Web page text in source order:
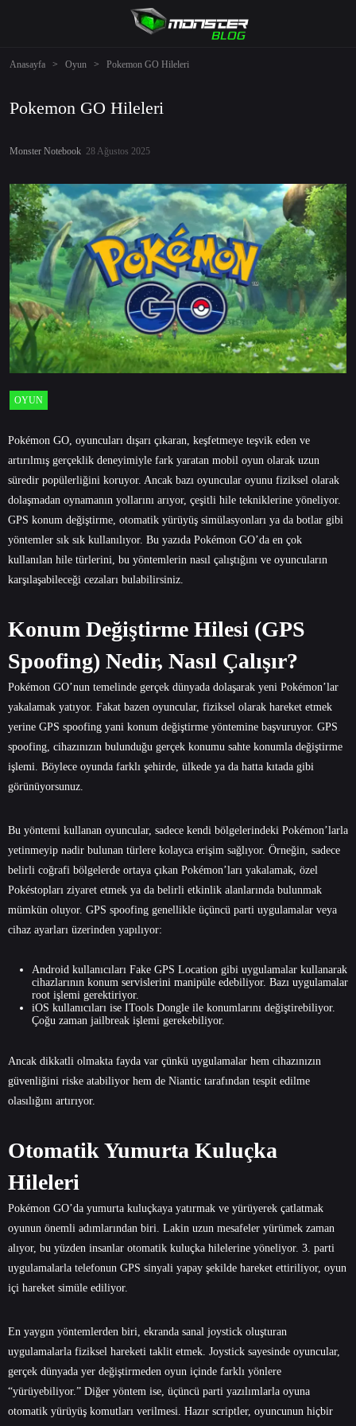
Anasayfa > Oyun > Pokemon GO Hileleri
Pokemon GO Hileleri
Monster Notebook 28 Ağustos 2025
OYUN
Pokémon GO, oyuncuları dışarı çıkaran, keşfetmeye teşvik eden ve
artırılmış gerçeklik deneyimiyle fark yaratan mobil oyun olarak uzun
süredir popülerliğini koruyor. Ancak bazı oyuncular oyunu fiziksel olarak
dolaşmadan oynamanın yollarını arıyor, çeşitli hile tekniklerine yöneliyor.
GPS konum değiştirme, otomatik yürüyüş simülasyonları ya da botlar gibi
yöntemler sık sık kullanılıyor. Bu yazıda Pokémon GO’da en çok
kullanılan hile türlerini, bu yöntemlerin nasıl çalıştığını ve oyuncuların
karşılaşabileceği cezaları bulabilirsiniz.
Konum Değiştirme Hilesi (GPS
Spoofing) Nedir, Nasıl Çalışır?
Pokémon GO’nun temelinde gerçek dünyada dolaşarak yeni Pokémon’lar
yakalamak yatıyor. Fakat bazen oyuncular, fiziksel olarak hareket etmek
yerine GPS spoofing yani konum değiştirme yöntemine başvuruyor. GPS
spoofing, cihazınızın bulunduğu gerçek konumu sahte konumla değiştirme
işlemi. Böylece oyunda farklı şehirde, ülkede ya da hatta kıtada gibi
görünüyorsunuz.
Bu yöntemi kullanan oyuncular, sadece kendi bölgelerindeki Pokémon’larla
yetinmeyip nadir bulunan türlere kolayca erişim sağlıyor. Örneğin, sadece
belirli coğrafi bölgelerde ortaya çıkan Pokémon’ları yakalamak, özel
Pokéstopları ziyaret etmek ya da belirli etkinlik alanlarında bulunmak
mümkün oluyor. GPS spoofing genellikle üçüncü parti uygulamalar veya
cihaz ayarları üzerinden yapılıyor:
Android kullanıcıları Fake GPS Location gibi uygulamalar kullanarak
cihazlarının konum servislerini manipüle edebiliyor. Bazı uygulamalar
root işlemi gerektiriyor.
iOS kullanıcıları ise ITools Dongle ile konumlarını değiştirebiliyor.
Çoğu zaman jailbreak işlemi gerekebiliyor.
Ancak dikkatli olmakta fayda var çünkü uygulamalar hem cihazınızın
güvenliğini riske atabiliyor hem de Niantic tarafından tespit edilme
olasılığını artırıyor.
Otomatik Yumurta Kuluçka
Hileleri
Pokémon GO’da yumurta kuluçkaya yatırmak ve yürüyerek çatlatmak
oyunun önemli adımlarından biri. Lakin uzun mesafeler yürümek zaman
alıyor, bu yüzden insanlar otomatik kuluçka hilelerine yöneliyor. 3. parti
uygulamalarla telefonun GPS sinyali yapay şekilde hareket ettiriliyor, oyun
içi hareket simüle ediliyor.
En yaygın yöntemlerden biri, ekranda sanal joystick oluşturan
uygulamalarla fiziksel hareketi taklit etmek. Joystick sayesinde oyuncular,
gerçek dünyada yer değiştirmeden oyun içinde farklı yönlere
“yürüyebiliyor.” Diğer yöntem ise, üçüncü parti yazılımlarla oyuna
otomatik yürüyüş komutları verilmesi. Hazır scriptler, oyuncunun hiçbir